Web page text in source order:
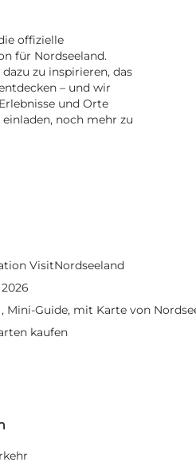
offizielle
für Nordseeland.
zu inspirieren, das
– und wir
und Orte
noch mehr zu
VisitNordseeland
Mini-Guide, mit Karte von
kaufen